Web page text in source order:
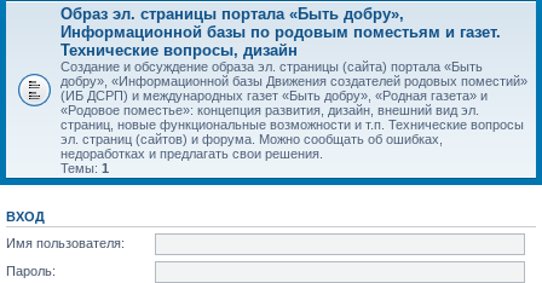
Образ эл. страницы портала «Быть добру»,
Информационной базы по родовым поместьям и газет.
Технические вопросы, дизайн
Создание и обсуждение образа эл. страницы (сайта) портала «Быть
добру», «Информационной базы Движения создателей родовых поместий»
(ИБ ДСРП) и международных газет «Быть добру», «Родная газета» и
«Родовое поместье»: концепция развития, дизайн, внешний вид эл.
страниц, новые функциональные возможности и т.п. Технические вопросы
эл. страниц (сайтов) и форума. Можно сообщать об ошибках,
недоработках и предлагать свои решения.
Темы: 1
ВХОД
Имя пользователя:
Пароль: